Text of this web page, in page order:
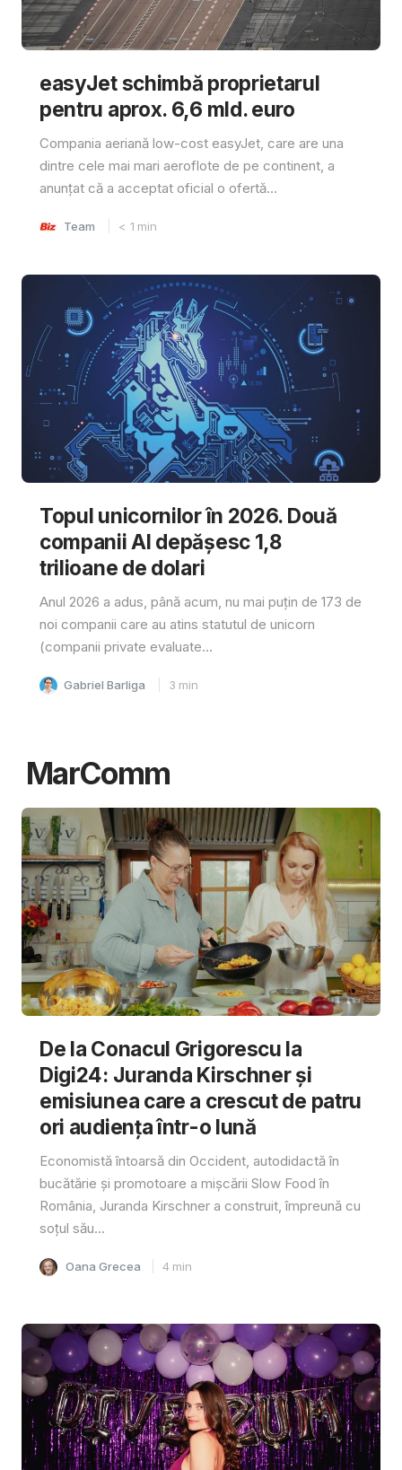
easyJet schimbă proprietarul
pentru aprox. 6,6 mld. euro
Compania aeriană low-cost easyJet, care are una
dintre cele mai mari aeroflote de pe continent, a
anunțat că a acceptat oficial o ofertă...
Team < 1 min
Topul unicornilor în 2026. Două
companii AI depășesc 1,8
trilioane de dolari
Anul 2026 a adus, până acum, nu mai puțin de 173 de
noi companii care au atins statutul de unicorn
(companii private evaluate...
Gabriel Barliga 3 min
MarComm
De la Conacul Grigorescu la
Digi24: Juranda Kirschner și
emisiunea care a crescut de patru
ori audiența într-o lună
Economistă întoarsă din Occident, autodidactă în
bucătărie și promotoare a mișcării Slow Food în
România, Juranda Kirschner a construit, împreună cu
soțul său...
Oana Grecea 4 min